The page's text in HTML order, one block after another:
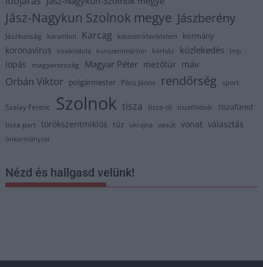
Jász-Nagykun Szolnok megye Jászberény
Jászkunság karambol Karcag katasztrófavédelem kormány
koronavírus kosárlabda kunszentmárton kórház közlekedés lmp
lopás magyarország Magyar Péter mezőtúr máv
Orbán Viktor polgármester Pócs János rendőrség sport
Szalay Ferenc Szolnok tisza tisza-tó tiszaföldvár tiszafüred
tisza part törökszentmiklós tűz ukrajna vasút vonat választás
önkormányzat
Nézd és hallgasd velünk!